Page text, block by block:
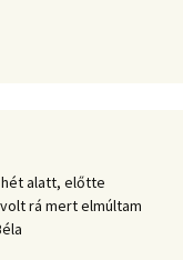
hét alatt, előtte
rá mert elmúltam